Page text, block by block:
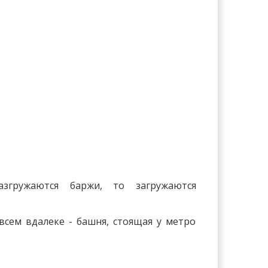
баржи, то загружаются
вдалеке - башня, стоящая у метро